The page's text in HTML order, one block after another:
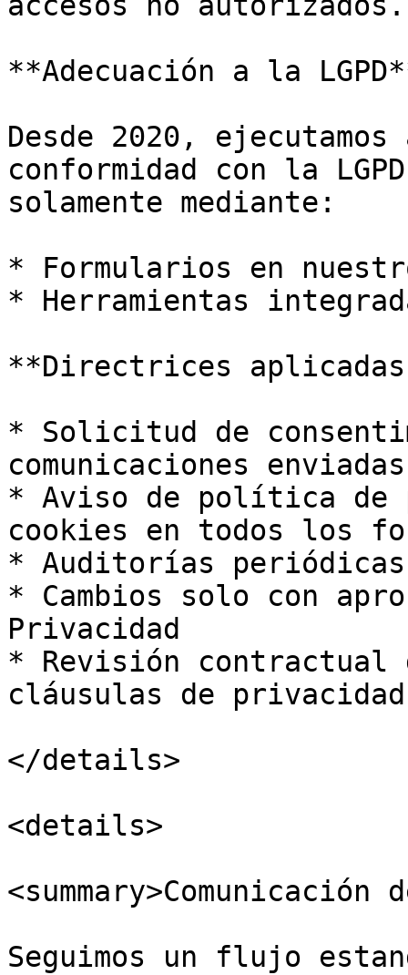
**Adecuación a la
Desde 2020,
conformidad con la
solamente mediante:
* Formularios en
* Herramientas
**Directrices
* Solicitud de
comunicaciones
* Aviso de política de
cookies en todos los
* Auditorías periódicas
* Cambios solo con
Privacidad
* Revisión contractual
cláusulas de privacidad
</details>
<details>
Seguimos un flujo